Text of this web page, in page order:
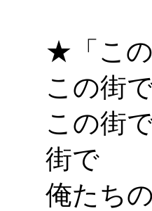
★「この
この街
この街
街で
俺たち